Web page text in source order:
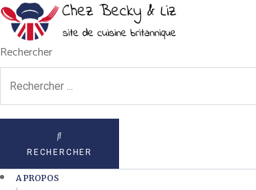
Rechercher
RECHERCHER
A PROPOS